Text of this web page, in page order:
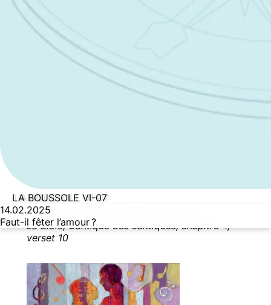
LA BOUSSOLE VI-07
14.02.2025
Faut-il fêter l’amour ?
Ton amour est bien meilleur que le vin.
La Bible, Cantique des cantiques, chapitre 4,
verset 10